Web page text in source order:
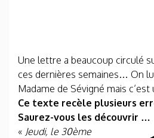
Une lettre a beaucoup circulé
ces dernières semaines… On
Madame de Sévigné mais c’est
Ce texte recèle plusieurs
Saurez-vous les découvrir …
« Jeudi, le 30ème